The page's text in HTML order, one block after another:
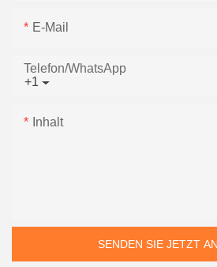
E-Mail
+1
Telefon/WhatsApp
Inhalt
SENDEN SIE JETZT